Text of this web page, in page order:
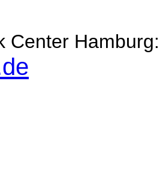
Center Hamburg: